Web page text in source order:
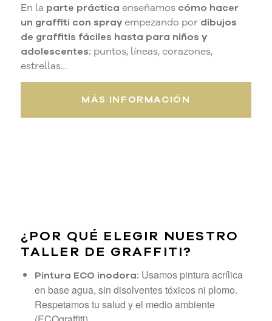
En la parte práctica enseñamoscómo hacer
un graffiti con spray empezando por dibujos
de graffitis fáciles hasta para niños y
adolescentes: puntos, líneas, corazones,
estrellas…
MÁS INFORMACIÓN
¿POR QUÉ ELEGIR NUESTRO
TALLER DE GRAFFITI?
Pintura ECO inodora: Usamos pintura acrílica
en base agua, sin disolventes tóxicos ni plomo.
Respetamos tu salud y el medio ambiente